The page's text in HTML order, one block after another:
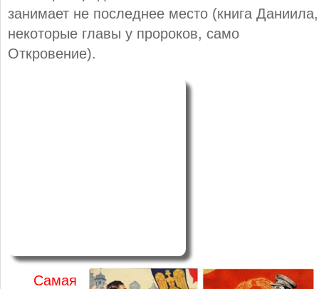
занимает не последнее место (книга Даниила,
некоторые главы у пророков, само
Откровение).
Самая